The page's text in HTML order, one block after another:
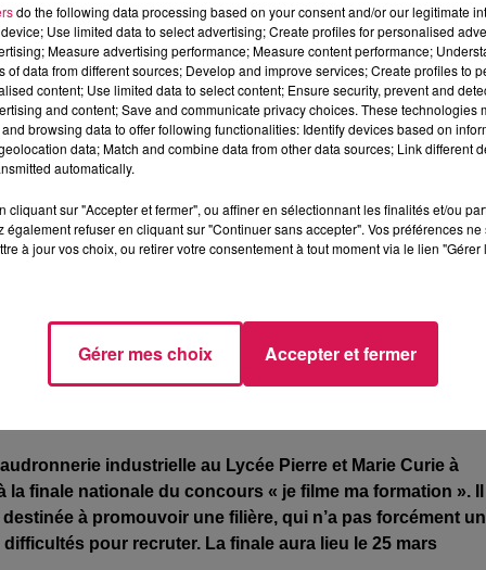
les métiers de l’industrie. Cette semaine, 12
les coulisses et le laboratoire de chez Vallourec.
anniversaire ! Composé d’un parc de jeux indoor pour les
salles pour les séminaires, d’une cafétaria et depuis
trouvé sa clientèle, même si les chiffres de
s’est rendu sur place mercredi pour constater
à nouveau déplacé
Le marché va donc à nouveau migrer sur la place
bientôt mis à l’honneur à Paris
industrielle au Lycée Pierre et Marie Curie à
finale nationale du concours « je filme ma formation ». Il
à promouvoir une filière, qui n’a pas forcément
pour recruter. La finale aura lieu le 25 mars
do the following data processing based on your consent and/or our legitimate
Use limited data to select advertising; Create profiles for personalised
Measure advertising performance; Measure content performance;
of data from different sources; Develop and improve services; Create profiles to
content; Use limited data to select content; Ensure security, prevent and
and content; Save and communicate privacy choices. These technologies
browsing data to offer following functionalities: Identify devices based on
data; Match and combine data from other data sources; Link different
automatically.
cliquant sur "Accepter et fermer", ou affiner en sélectionnant les finalités et/ou
également refuser en cliquant sur "Continuer sans accepter". Vos préférences
à jour vos choix, ou retirer votre consentement à tout moment via le lien
Gérer mes choix Accepter et fermer